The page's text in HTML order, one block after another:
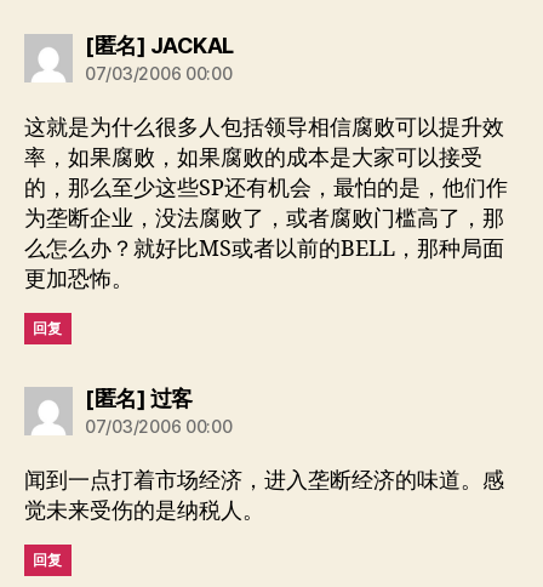
[匿名] JACKAL说：
07/03/2006 00:00
这就是为什么很多人包括领导相信腐败可以提升效
率，如果腐败，如果腐败的成本是大家可以接受
的，那么至少这些SP还有机会，最怕的是，他们作
为垄断企业，没法腐败了，或者腐败门槛高了，那
么怎么办？就好比MS或者以前的BELL，那种局面
更加恐怖。
回复
[匿名] 过客说：
07/03/2006 00:00
闻到一点打着市场经济，进入垄断经济的味道。感
觉未来受伤的是纳税人。
回复